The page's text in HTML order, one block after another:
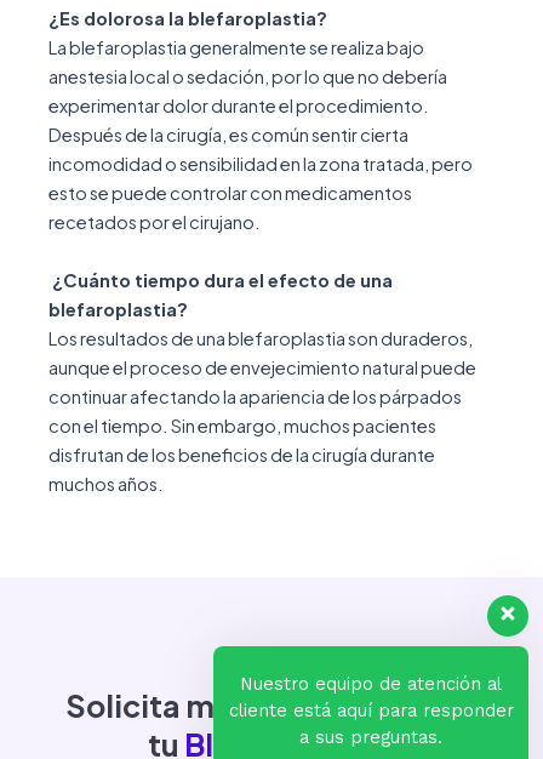
¿Es dolorosa la blefaroplastia?
La blefaroplastia generalmente se realiza bajo
anestesia local o sedación, por lo que no debería
experimentar dolor durante el procedimiento.
Después de la cirugía, es común sentir cierta
incomodidad o sensibilidad en la zona tratada, pero
esto se puede controlar con medicamentos
recetados por el cirujano.
¿Cuánto tiempo dura el efecto de una
blefaroplastia?
Los resultados de una blefaroplastia son duraderos,
aunque el proceso de envejecimiento natural puede
continuar afectando la apariencia de los párpados
con el tiempo. Sin embargo, muchos pacientes
disfrutan de los beneficios de la cirugía durante
muchos años.
Solicita más información de
tu Blefaroplastia
Nuestro equipo de atención al
cliente está aquí para responder
a sus preguntas.